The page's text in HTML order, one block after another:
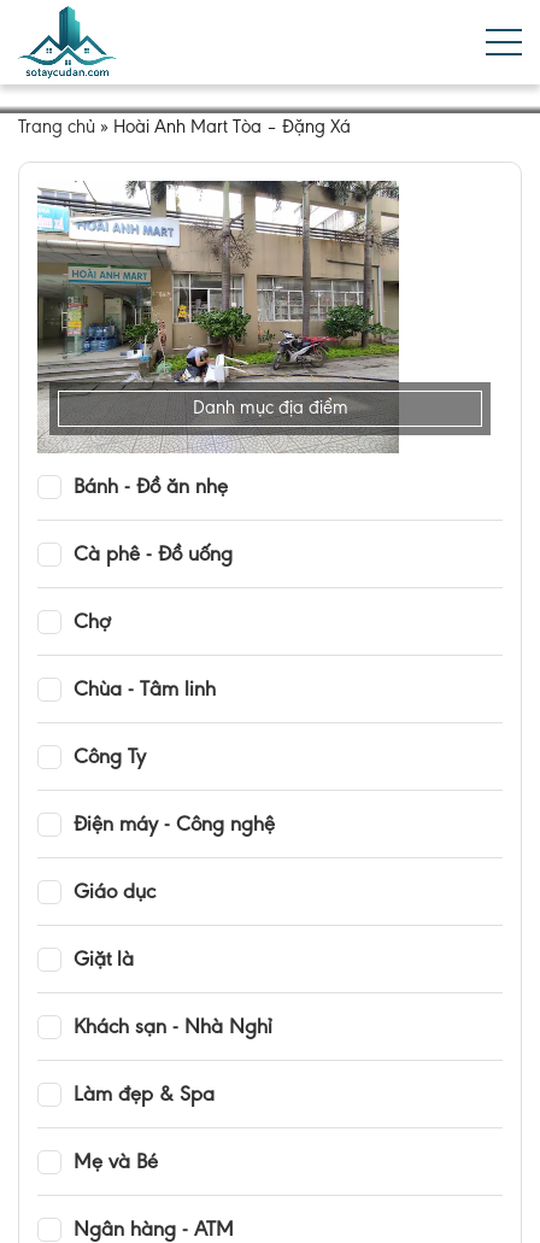
Trang chủ » Hoài Anh Mart Tòa – Đặng Xá
Danh mục địa điểm
Bánh - Đồ ăn nhẹ
Cà phê - Đồ uống
Chợ
Chùa - Tâm linh
Công Ty
Điện máy - Công nghệ
Giáo dục
Giặt là
Khách sạn - Nhà Nghỉ
Làm đẹp & Spa
Mẹ và Bé
Ngân hàng - ATM